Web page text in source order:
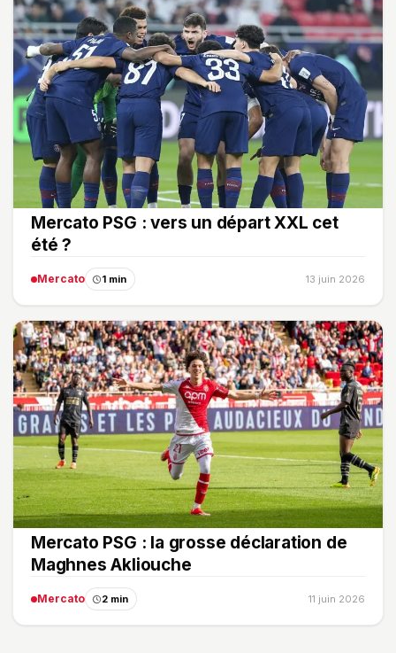
Mercato PSG : vers un départ XXL cet
été ?
Mercato 1 min 13 juin 2026
Mercato PSG : la grosse déclaration de
Maghnes Akliouche
Mercato 2 min 11 juin 2026